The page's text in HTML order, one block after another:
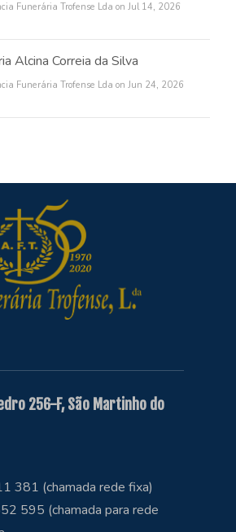
Funerária Trofense Lda on Jul 14, 2026
Alcina Correia da Silva
Funerária Trofense Lda on Jun 24, 2026
256-F, São Martinho do
381 (chamada rede fixa)
595 (chamada para rede